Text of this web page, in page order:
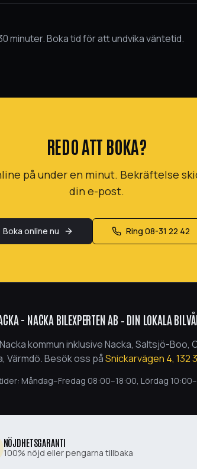
minuter. Boka tid för att undvika väntetid.
REDO ATT BOKA?
på under en minut. Bekräftelse
din e-post.
Boka online nu Ring 08-31 22 42
- NACKA BILEXPERTEN AB – DIN LOKALA
kommun inklusiveNacka, Saltsjö-Boo,
Värmdö. Besök oss påSnickarvägen 4, 132
Måndag–Fredag 08:00–18:00, Lördag 10:00–
NÖJDHETSGARANTI
100% nöjd eller pengarna tillbaka